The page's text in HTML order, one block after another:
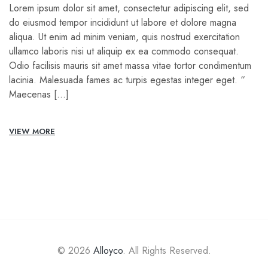
Lorem ipsum dolor sit amet, consectetur adipiscing elit, sed
do eiusmod tempor incididunt ut labore et dolore magna
aliqua. Ut enim ad minim veniam, quis nostrud exercitation
ullamco laboris nisi ut aliquip ex ea commodo consequat.
Odio facilisis mauris sit amet massa vitae tortor condimentum
lacinia. Malesuada fames ac turpis egestas integer eget. “
Maecenas […]
VIEW MORE
© 2026 Alloyco. All Rights Reserved.